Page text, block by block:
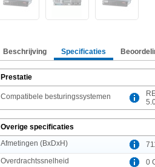
Beschrijving Specificaties
Prestatie
Compatibele besturingssystemen
Overige specificaties
Afmetingen (BxDxH)
Overdrachtssnelheid
0